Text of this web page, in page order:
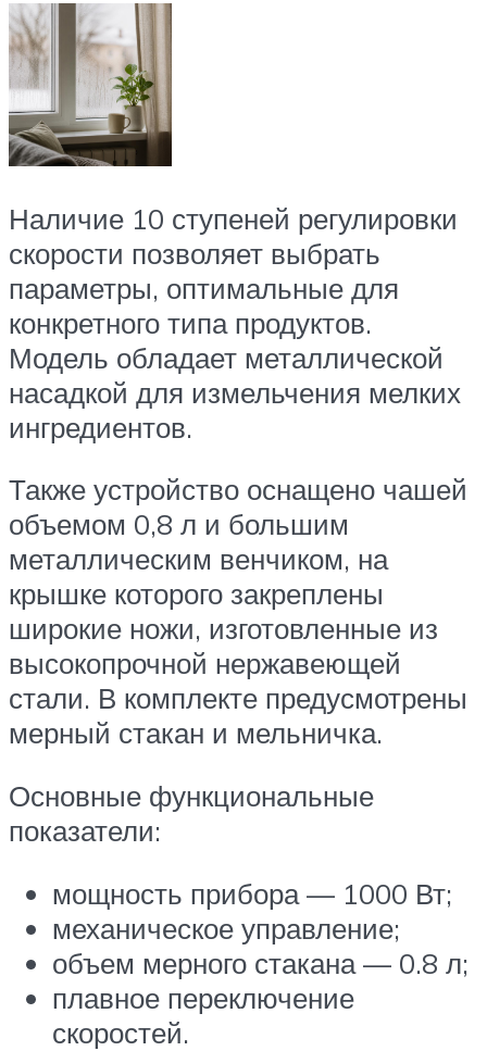
Наличие 10 ступеней регулировки
скорости позволяет выбрать
параметры, оптимальные для
конкретного типа продуктов.
Модель обладает металлической
насадкой для измельчения мелких
ингредиентов.
Также устройство оснащено чашей
объемом 0,8 л и большим
металлическим венчиком, на
крышке которого закреплены
широкие ножи, изготовленные из
высокопрочной нержавеющей
стали. В комплекте предусмотрены
мерный стакан и мельничка.
Основные функциональные
показатели:
мощность прибора — 1000 Вт;
механическое управление;
объем мерного стакана — 0.8 л;
плавное переключение
скоростей.